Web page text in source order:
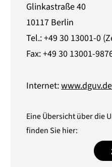
Glinkastraße 40
10117 Berlin
Tel.: +49 30 13001-0
Fax: +49 30 13001-
Internet:www.dguv.de
Eine Übersicht über die
finden Sie hier: